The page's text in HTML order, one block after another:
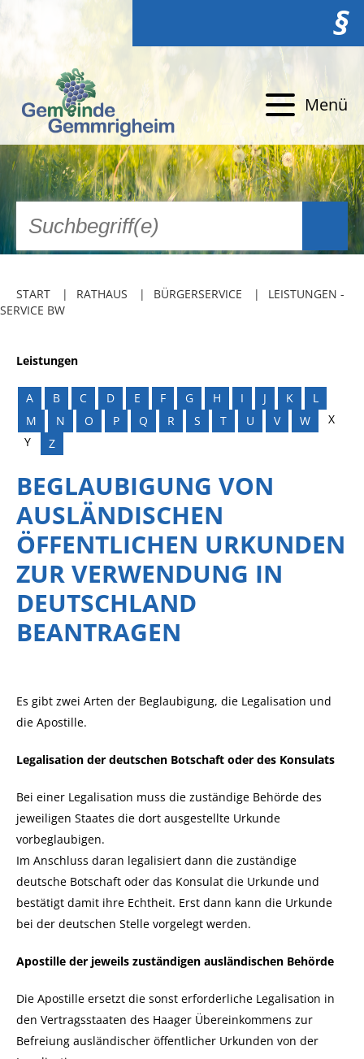
§
Menü
START RATHAUS BÜRGERSERVICE
LEISTUNGEN -
SERVICE BW
Leistungen
A B C D E F G H I J K
L
M
N O P Q R S T U V W
X
Y
Z
BEGLAUBIGUNG VON
AUSLÄNDISCHEN
ÖFFENTLICHEN URKUNDEN
ZUR VERWENDUNG IN
DEUTSCHLAND
BEANTRAGEN
Es gibt zwei Arten der Beglaubigung, die Legalisation und
die Apostille.
Legalisation der deutschen Botschaft oder des Konsulats
Bei einer Legalisation muss die zuständige Behörde des
jeweiligen Staates die dort ausgestellte Urkunde
vorbeglaubigen.
Im Anschluss daran legalisiert dann die zuständige
deutsche Botschaft oder das Konsulat die Urkunde und
bestätigt damit ihre Echtheit. Erst dann kann die Urkunde
bei der deutschen Stelle vorgelegt werden.
Apostille der jeweils zuständigen ausländischen Behörde
Die Apostille ersetzt die sonst erforderliche Legalisation in
den Vertragsstaaten des Haager Übereinkommens zur
Befreiung ausländischer öffentlicher Urkunden von der